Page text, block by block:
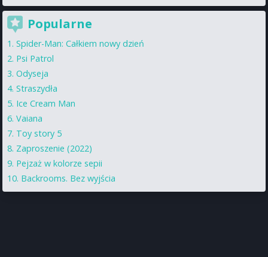
Popularne
Spider-Man: Całkiem nowy dzień
Psi Patrol
Odyseja
Straszydła
Ice Cream Man
Vaiana
Toy story 5
Zaproszenie (2022)
Pejzaż w kolorze sepii
Backrooms. Bez wyjścia